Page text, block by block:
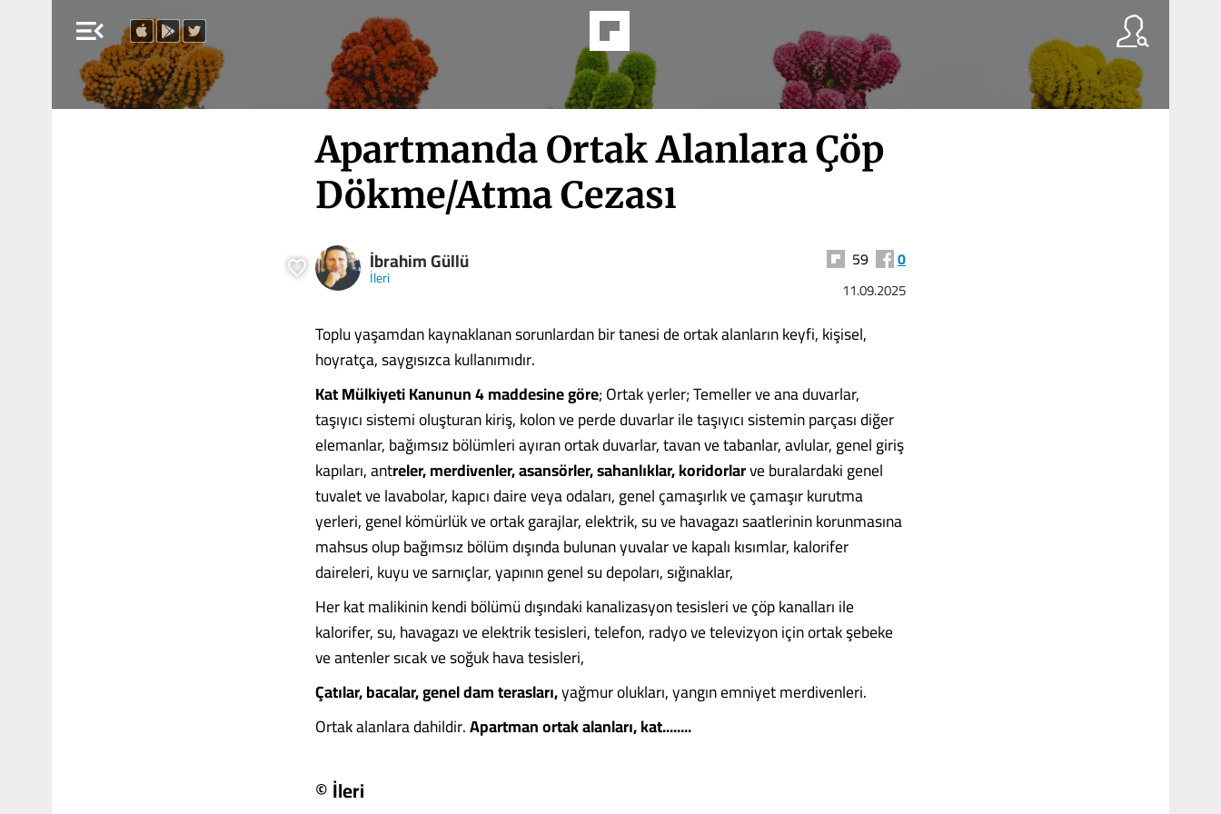
menu_open
Apartmanda Ortak Alanlara Çöp
Dökme/Atma Cezası
İbrahim Güllü
İleri
59 0
11.09.2025
Toplu yaşamdan kaynaklanan sorunlardan bir tanesi de ortak alanların keyfi, kişisel,
hoyratça, saygısızca kullanımıdır.
Kat Mülkiyeti Kanunun 4 maddesine göre; Ortak yerler; Temeller ve ana duvarlar,
taşıyıcı sistemi oluşturan kiriş, kolon ve perde duvarlar ile taşıyıcı sistemin parçası diğer
elemanlar, bağımsız bölümleri ayıran ortak duvarlar, tavan ve tabanlar, avlular, genel giriş
kapıları, antreler, merdivenler, asansörler, sahanlıklar, koridorlarve buralardaki genel
tuvalet ve lavabolar, kapıcı daire veya odaları, genel çamaşırlık ve çamaşır kurutma
yerleri, genel kömürlük ve ortak garajlar, elektrik, su ve havagazı saatlerinin korunmasına
mahsus olup bağımsız bölüm dışında bulunan yuvalar ve kapalı kısımlar, kalorifer
daireleri, kuyu ve sarnıçlar, yapının genel su depoları, sığınaklar,
Her kat malikinin kendi bölümü dışındaki kanalizasyon tesisleri ve çöp kanalları ile
kalorifer, su, havagazı ve elektrik tesisleri, telefon, radyo ve televizyon için ortak şebeke
ve antenler sıcak ve soğuk hava tesisleri,
Çatılar, bacalar, genel dam terasları,yağmur olukları, yangın emniyet merdivenleri.
Ortak alanlara dahildir.Apartman ortak alanları, kat........
© İleri